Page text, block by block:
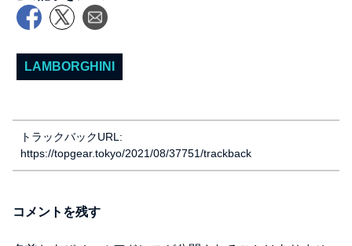
LAMBORGHINI
トラックバックURL:
https://topgear.tokyo/2021/08/37751/trackback
コメントを残す